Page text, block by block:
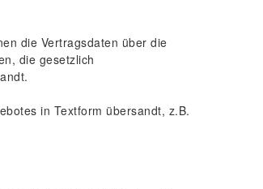
die Vertragsdaten über die
die gesetzlich
in Textform übersandt, z.B.